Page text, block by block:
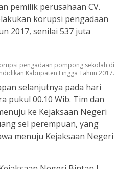
pemilik perusahaan CV.
korupsi pengadaan
2017, senilai 537 juta
pengadaan pompong sekolah di
Kabupaten Lingga Tahun 2017.
selanjutnya pada hari
pukul 00.10 Wib. Tim dan
ke Kejaksaan Negeri
sel perempuan, yang
menuju Kejaksaan Negeri